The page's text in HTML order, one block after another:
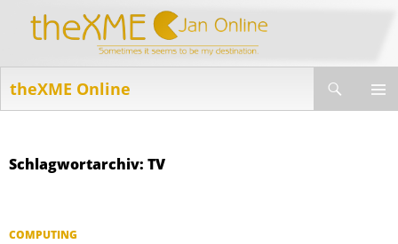
theXME Online
Schlagwortarchiv: TV
COMPUTING